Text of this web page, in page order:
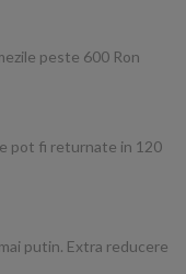
peste 600 Ron
pot fi returnate in 120
putin. Extra reducere